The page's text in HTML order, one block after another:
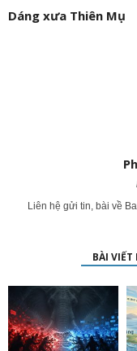
Dáng xưa Thiên Mụ
Liên hệ gửi tin, bài về
BÀI VIẾT